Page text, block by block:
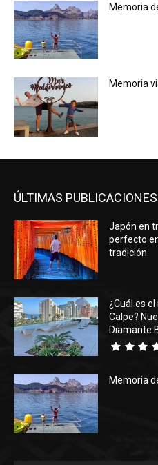
Memoria
Memoria
ÚLTIMAS PUBLICACIONES
Japón en
perfecto
tradición
¿Cuál es
Calpe?
Diamante
Memoria